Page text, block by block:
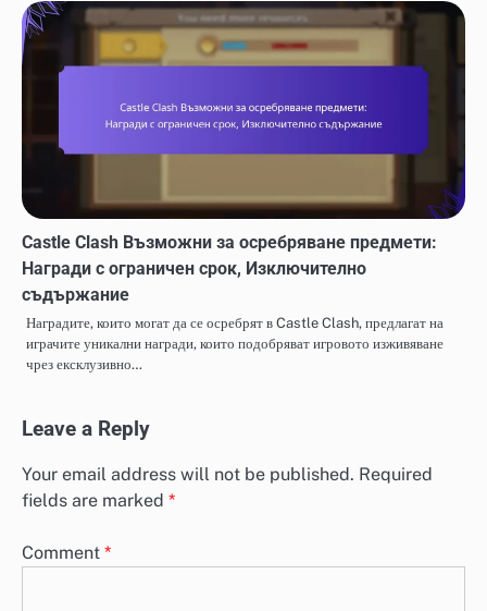
Castle Clash Възможни за осребряване предмети:
Награди с ограничен срок, Изключително
съдържание
Наградите, които могат да се осребрят в Castle Clash, предлагат на
играчите уникални награди, които подобряват игровото изживяване
чрез ексклузивно…
Leave a Reply
Your email address will not be published. Required
fields are marked *
Comment *